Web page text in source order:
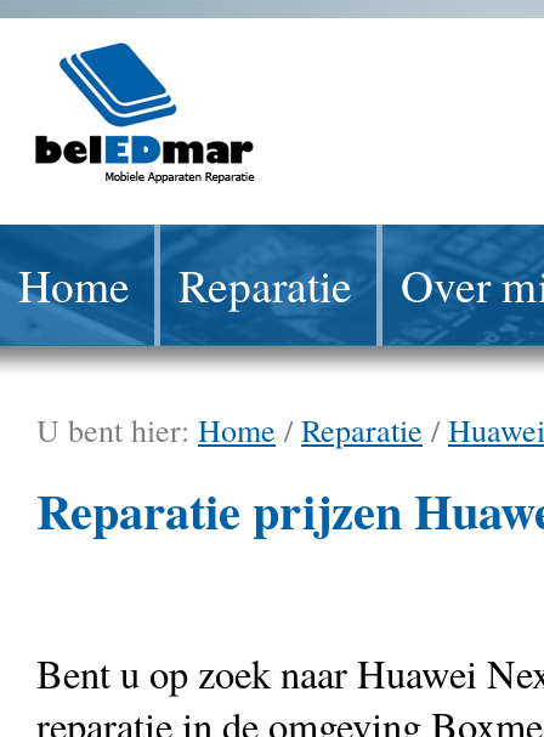
Home Reparatie Over
U bent hier: Home /Reparatie /Huawei
Reparatie prijzen
Bent u op zoek naar Huawei
reparatie in de omgeving